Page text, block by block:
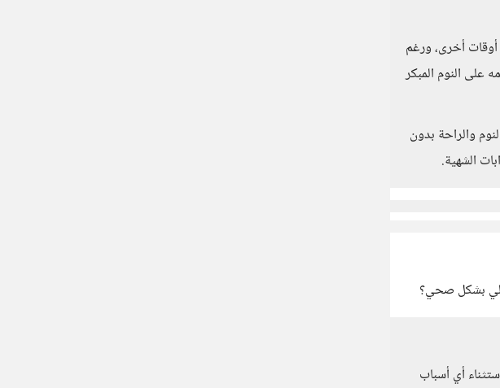
أخرى، ورغم
على النوم المبكر
والراحة بدون
الشهية.
بشكل صحي؟
أي أسباب